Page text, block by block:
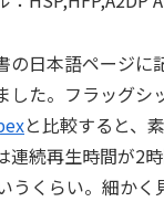
の日本語ページに
した。フラッグシ
と比較すると、
連続再生時間が2
うくらい。細かく